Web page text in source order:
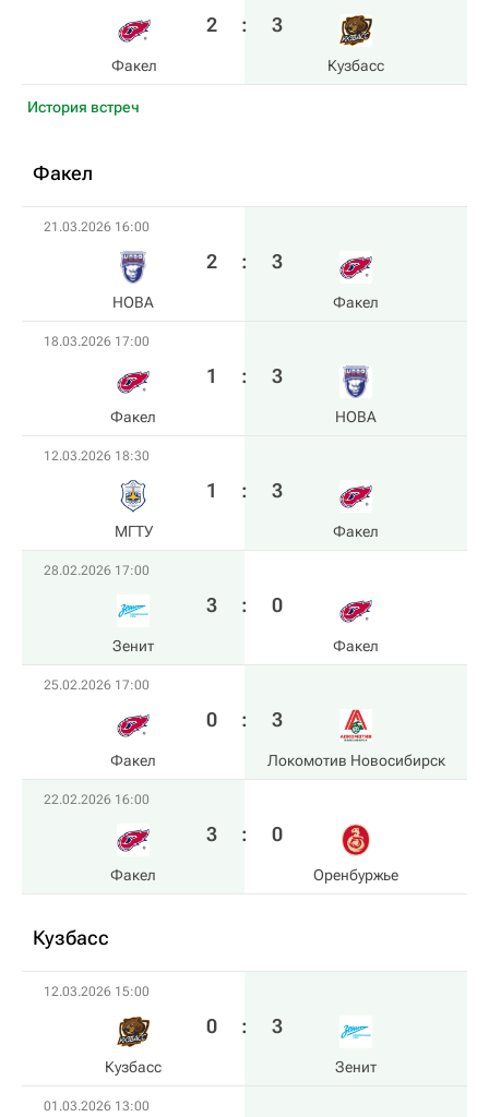
Факел
2 : 3
Кузбасс
История встреч
Факел
21.03.2026 16:00
HOBA
2 : 3
Факел
18.03.2026 17:00
Факел
1 : 3
HOBA
12.03.2026 18:30
МГТУ
1 : 3
Факел
28.02.2026 17:00
Зенит
3 : 0
Факел
25.02.2026 17:00
Факел
0 : 3
Локомотив Новосибирск
22.02.2026 16:00
Факел
3 : 0
Оренбуржье
Кузбасс
12.03.2026 15:00
Кузбасс
0 : 3
Зенит
01.03.2026 13:00